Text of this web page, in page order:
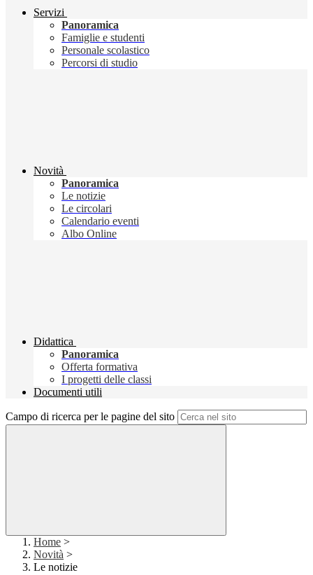
Servizi
Panoramica
Famiglie e studenti
Personale scolastico
Percorsi di studio
Novità
Panoramica
Le notizie
Le circolari
Calendario eventi
Albo Online
Didattica
Panoramica
Offerta formativa
I progetti delle classi
Documenti utili
Campo di ricerca per le pagine del sito
Home >
Novità >
Le notizie